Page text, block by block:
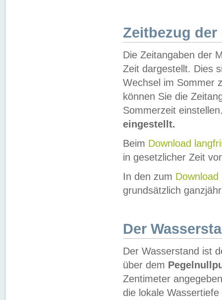
Zeitbezug der
Die Zeitangaben der
Zeit dargestellt. Dies
Wechsel im Sommer
können Sie die
Sommerzeit
eingestellt.
Beim Download
in gesetzlicher Zeit
In den zum Download
grundsätzlich
Der
Der Wasserstand ist
über dem
Zentimeter
die lokale